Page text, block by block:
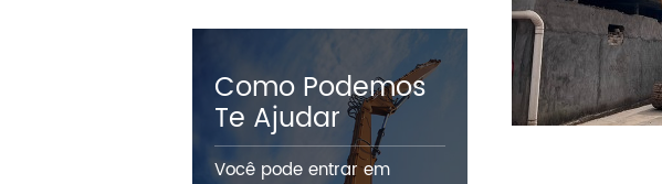
Como Podemos
Te Ajudar
Você pode entrar em